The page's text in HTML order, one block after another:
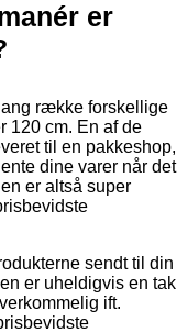
er
række forskellige
120 cm. En af de
til en pakkeshop,
dine varer når det
er altså super
sendt til din
er uheldigvis en tak
ift.